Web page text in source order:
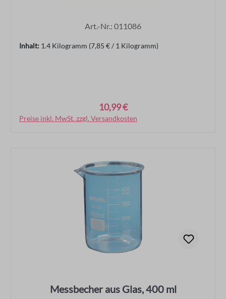
Art.-Nr.: 011086
Inhalt: 1.4 Kilogramm (7,85 € / 1 Kilogramm)
10,99 €
Preise inkl. MwSt. zzgl. Versandkosten
In den Warenkorb
Messbecher aus Glas, 400 ml